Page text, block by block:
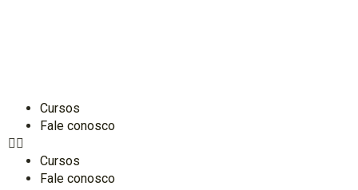
Cursos
Fale conosco
Cursos
Fale conosco